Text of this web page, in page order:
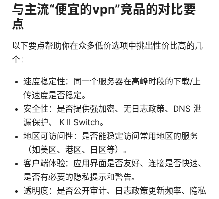
与主流“便宜的vpn”竞品的对比要
点
以下要点帮助你在众多低价选项中挑出性价比高的几
个：
速度稳定性：同一个服务器在高峰时段的下载/上
传速度是否稳定。
安全性：是否提供强加密、无日志政策、DNS 泄
漏保护、 Kill Switch。
地区可访问性：是否能稳定访问常用地区的服务
（如美区、港区、日区等）。
客户端体验：应用界面是否友好、连接是否快速、
是否有必要的隐私提示和警告。
透明度：是否公开审计、日志政策更新频率、隐私